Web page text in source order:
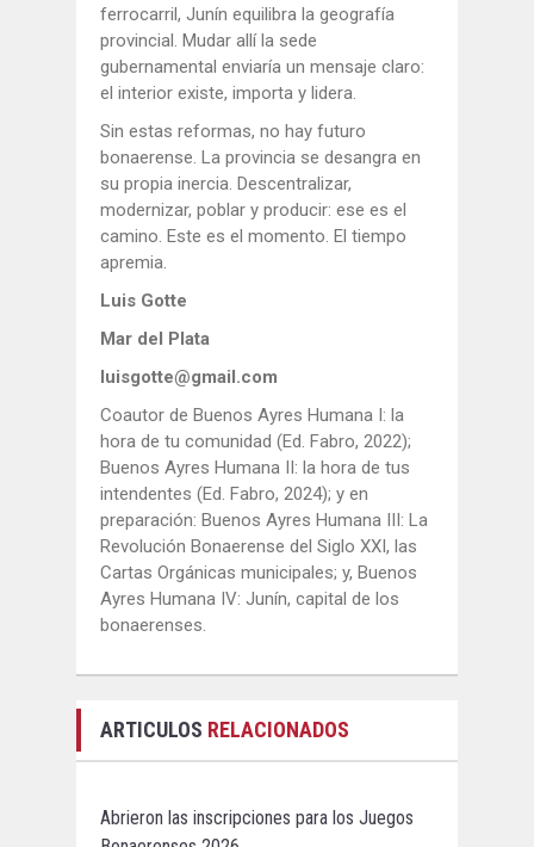
ferrocarril, Junín equilibra la geografía
provincial. Mudar allí la sede
gubernamental enviaría un mensaje claro:
el interior existe, importa y lidera.
Sin estas reformas, no hay futuro
bonaerense. La provincia se desangra en
su propia inercia. Descentralizar,
modernizar, poblar y producir: ese es el
camino. Este es el momento. El tiempo
apremia.
Luis Gotte
Mar del Plata
luisgotte@gmail.com
Coautor de Buenos Ayres Humana I: la
hora de tu comunidad (Ed. Fabro, 2022);
Buenos Ayres Humana II: la hora de tus
intendentes (Ed. Fabro, 2024); y en
preparación: Buenos Ayres Humana III: La
Revolución Bonaerense del Siglo XXI, las
Cartas Orgánicas municipales; y, Buenos
Ayres Humana IV: Junín, capital de los
bonaerenses.
ARTICULOS RELACIONADOS
Abrieron las inscripciones para los Juegos